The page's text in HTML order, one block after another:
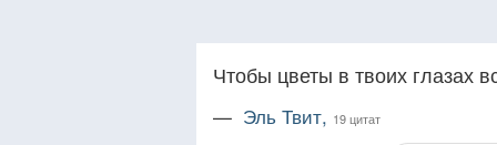
Чтобы цветы в твоих глазах
— Эль Твит, 19 цитат